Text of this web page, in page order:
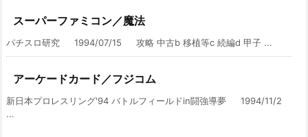
スーパーファミコン／魔法
パチスロ研究 1994/07/15 攻略 中古b 移植等c 続編d 甲子 ...
アーケードカード／フジコム
新日本プロレスリング'94 バトルフィールドin闘強導夢 1994/11/2
...